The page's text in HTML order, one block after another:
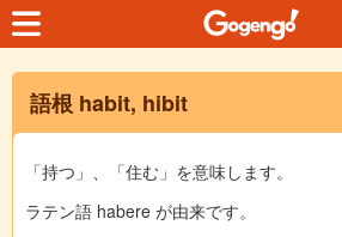
語根 habit, hibit
「持つ」、「住む」を意味します。
ラテン語 habere が由来です。